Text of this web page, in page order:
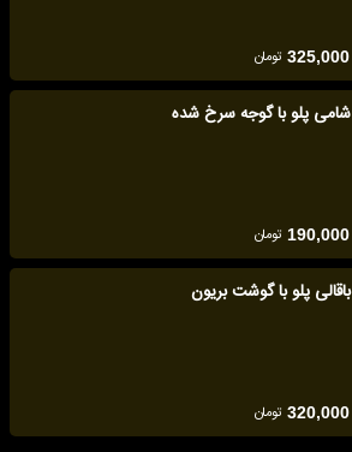
325,000 تومان
شامی پلو با گوجه سرخ شده
190,000 تومان
باقالی پلو با گوشت بریون
320,000 تومان